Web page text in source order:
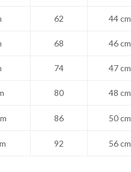
62 44 cm
68 46 cm
74 47 cm
80 48 cm
86 50 cm
92 56 cm